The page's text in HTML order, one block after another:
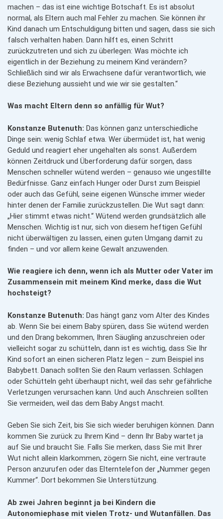
machen – das ist eine wichtige Botschaft. Es ist absolut
normal, als Eltern auch mal Fehler zu machen. Sie können ihr
Kind danach um Entschuldigung bitten und sagen, dass sie sich
falsch verhalten haben. Dann hilft es, einen Schritt
zurückzutreten und sich zu überlegen: Was möchte ich
eigentlich in der Beziehung zu meinem Kind verändern?
Schließlich sind wir als Erwachsene dafür verantwortlich, wie
diese Beziehung aussieht und wie wir sie gestalten.“
Was macht Eltern denn so anfällig für Wut?
Konstanze Butenuth: Das können ganz unterschiedliche
Dinge sein: wenig Schlaf etwa. Wer übermüdet ist, hat wenig
Geduld und reagiert eher ungehalten als sonst. Außerdem
können Zeitdruck und Überforderung dafür sorgen, dass
Menschen schneller wütend werden – genauso wie ungestillte
Bedürfnisse. Ganz einfach Hunger oder Durst zum Beispiel
oder auch das Gefühl, seine eigenen Wünsche immer wieder
hinter denen der Familie zurückzustellen. Die Wut sagt dann:
„Hier stimmt etwas nicht.“ Wütend werden grundsätzlich alle
Menschen. Wichtig ist nur, sich von diesem heftigen Gefühl
nicht überwältigen zu lassen, einen guten Umgang damit zu
finden – und vor allem keine Gewalt anzuwenden.
Wie reagiere ich denn, wenn ich als Mutter oder Vater im
Zusammensein mit meinem Kind merke, dass die Wut
hochsteigt?
Konstanze Butenuth: Das hängt ganz vom Alter des Kindes
ab. Wenn Sie bei einem Baby spüren, dass Sie wütend werden
und den Drang bekommen, Ihren Säugling anzuschreien oder
vielleicht sogar zu schütteln, dann ist es wichtig, dass Sie Ihr
Kind sofort an einen sicheren Platz legen – zum Beispiel ins
Babybett. Danach sollten Sie den Raum verlassen. Schlagen
oder Schütteln geht überhaupt nicht, weil das sehr gefährliche
Verletzungen verursachen kann. Und auch Anschreien sollten
Sie vermeiden, weil das dem Baby Angst macht.
Geben Sie sich Zeit, bis Sie sich wieder beruhigen können. Dann
kommen Sie zurück zu Ihrem Kind – denn Ihr Baby wartet ja
auf Sie und braucht Sie. Falls Sie merken, dass Sie mit Ihrer
Wut nicht allein klarkommen, zögern Sie nicht, eine vertraute
Person anzurufen oder das Elterntelefon der „Nummer gegen
Kummer“. Dort bekommen Sie Unterstützung.
Ab zwei Jahren beginnt ja bei Kindern die
Autonomiephase mit vielen Trotz- und Wutanfällen. Das